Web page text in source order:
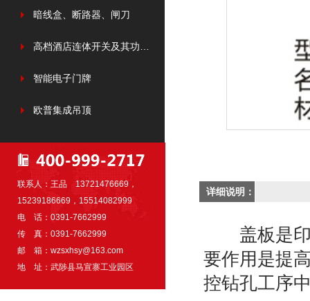
暗线盒、断路器、闸刀
智能电子门牌
欧普集成吊顶
联系人：王品 13721476669，
15239186669，15514082999
电 话：0391-7662999
传 真：0391-7662999
邮 箱： wzsxhsy@163.com
地 址：武陟县马宣寨工业园区
详细说明：
盖板是印
要作用是提
控钻孔工序